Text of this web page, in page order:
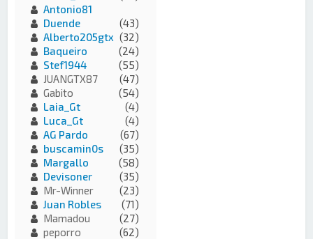
Antonio81
Duende
(43)
Alberto205gtx (32)
Baqueiro
(24)
Stef1944
(55)
JUANGTX87
(47)
Gabito
(54)
Laia_Gt
(4)
Luca_Gt
(4)
AG Pardo
(67)
buscamin0s
(35)
Margallo
(58)
Devisoner
(35)
Mr-Winner
(23)
Juan Robles
(71)
Mamadou
(27)
peporro
(62)